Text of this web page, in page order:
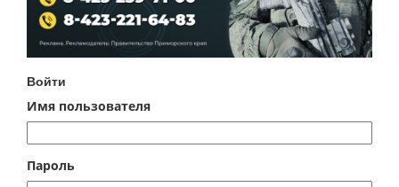
Войти
Имя пользователя
Пароль